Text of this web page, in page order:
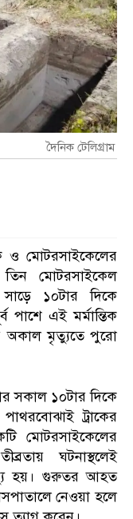
দৈনিক টেলিগ্রাম
ও মোটরসাইকেলের
তিন মোটরসাইকেল
১০টার দিকে
পাশে এই মর্মান্তিক
অকাল মৃত্যুতে পুরো
সকাল ১০টার দিকে
ট্রাকের
মোটরসাইকেলের
ঘটনাস্থলেই
হয়। গুরুতর আহত
নেওয়া হলে